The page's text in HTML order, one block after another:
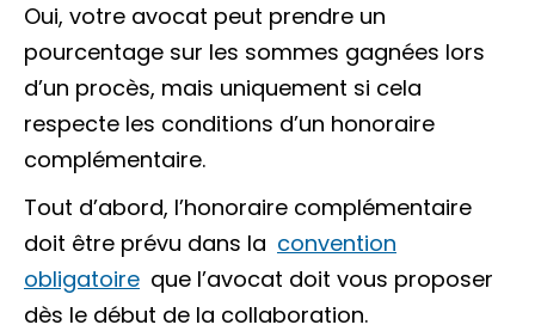
Oui, votre avocat peut prendre un
pourcentage sur les sommes gagnées lors
d’un procès, mais uniquement si cela
respecte les conditions d’un honoraire
complémentaire.
Tout d’abord, l’honoraire complémentaire
doit être prévu dans la convention
obligatoire que l’avocat doit vous proposer
dès le début de la collaboration.